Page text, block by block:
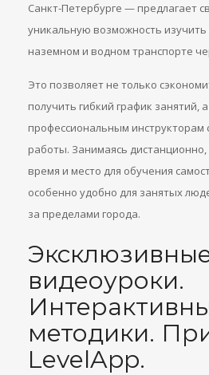
Санкт-Петербурге — предлагает
уникальную возможность
наземном и водном транспорте
Это позволяет не только
получить гибкий график занятий,
профессиональным инструкторам
работы. Занимаясь
время и место для обучения
особенно удобно для занятых
за пределами города.
видеоуроки.
методики.
LevelApp.